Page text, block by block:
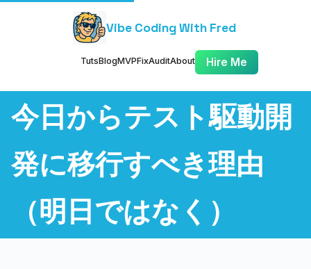
Vibe Coding With Fred
TutsBlogMVPFixAuditAbout Hire Me
今日からテスト駆動開
発に移行すべき理由
（明日ではなく）